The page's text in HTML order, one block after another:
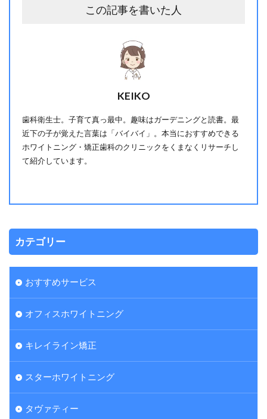
この記事を書いた人
KEIKO
歯科衛生士。子育て真っ最中。趣味はガーデニングと読書。最
近下の子が覚えた言葉は「バイバイ」。本当におすすめできる
ホワイトニング・矯正歯科のクリニックをくまなくリサーチし
て紹介しています。
カテゴリー
おすすめサービス
オフィスホワイトニング
キレイライン矯正
スターホワイトニング
タヴァティー